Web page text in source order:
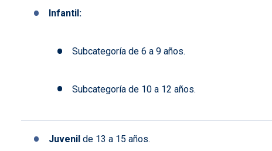
Infantil:
Subcategoría de 6 a 9 años.
Subcategoría de 10 a 12 años.
Juvenil de 13 a 15 años.